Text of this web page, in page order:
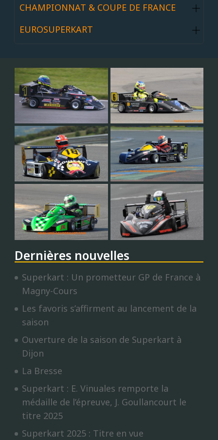
CHAMPIONNAT & COUPE DE FRANCE
EUROSUPERKART
Dernières nouvelles
Superkart : Un prometteur GP de France à
Magny-Cours
Les favoris s’affirment au lancement de la
saison
Ouverture de la saison de Superkart à
Dijon
La Bresse
Superkart : E. Vinuales remporte la
médaille de l’épreuve, J. Goullancourt le
titre 2025
Superkart 2025 : Titre en vue